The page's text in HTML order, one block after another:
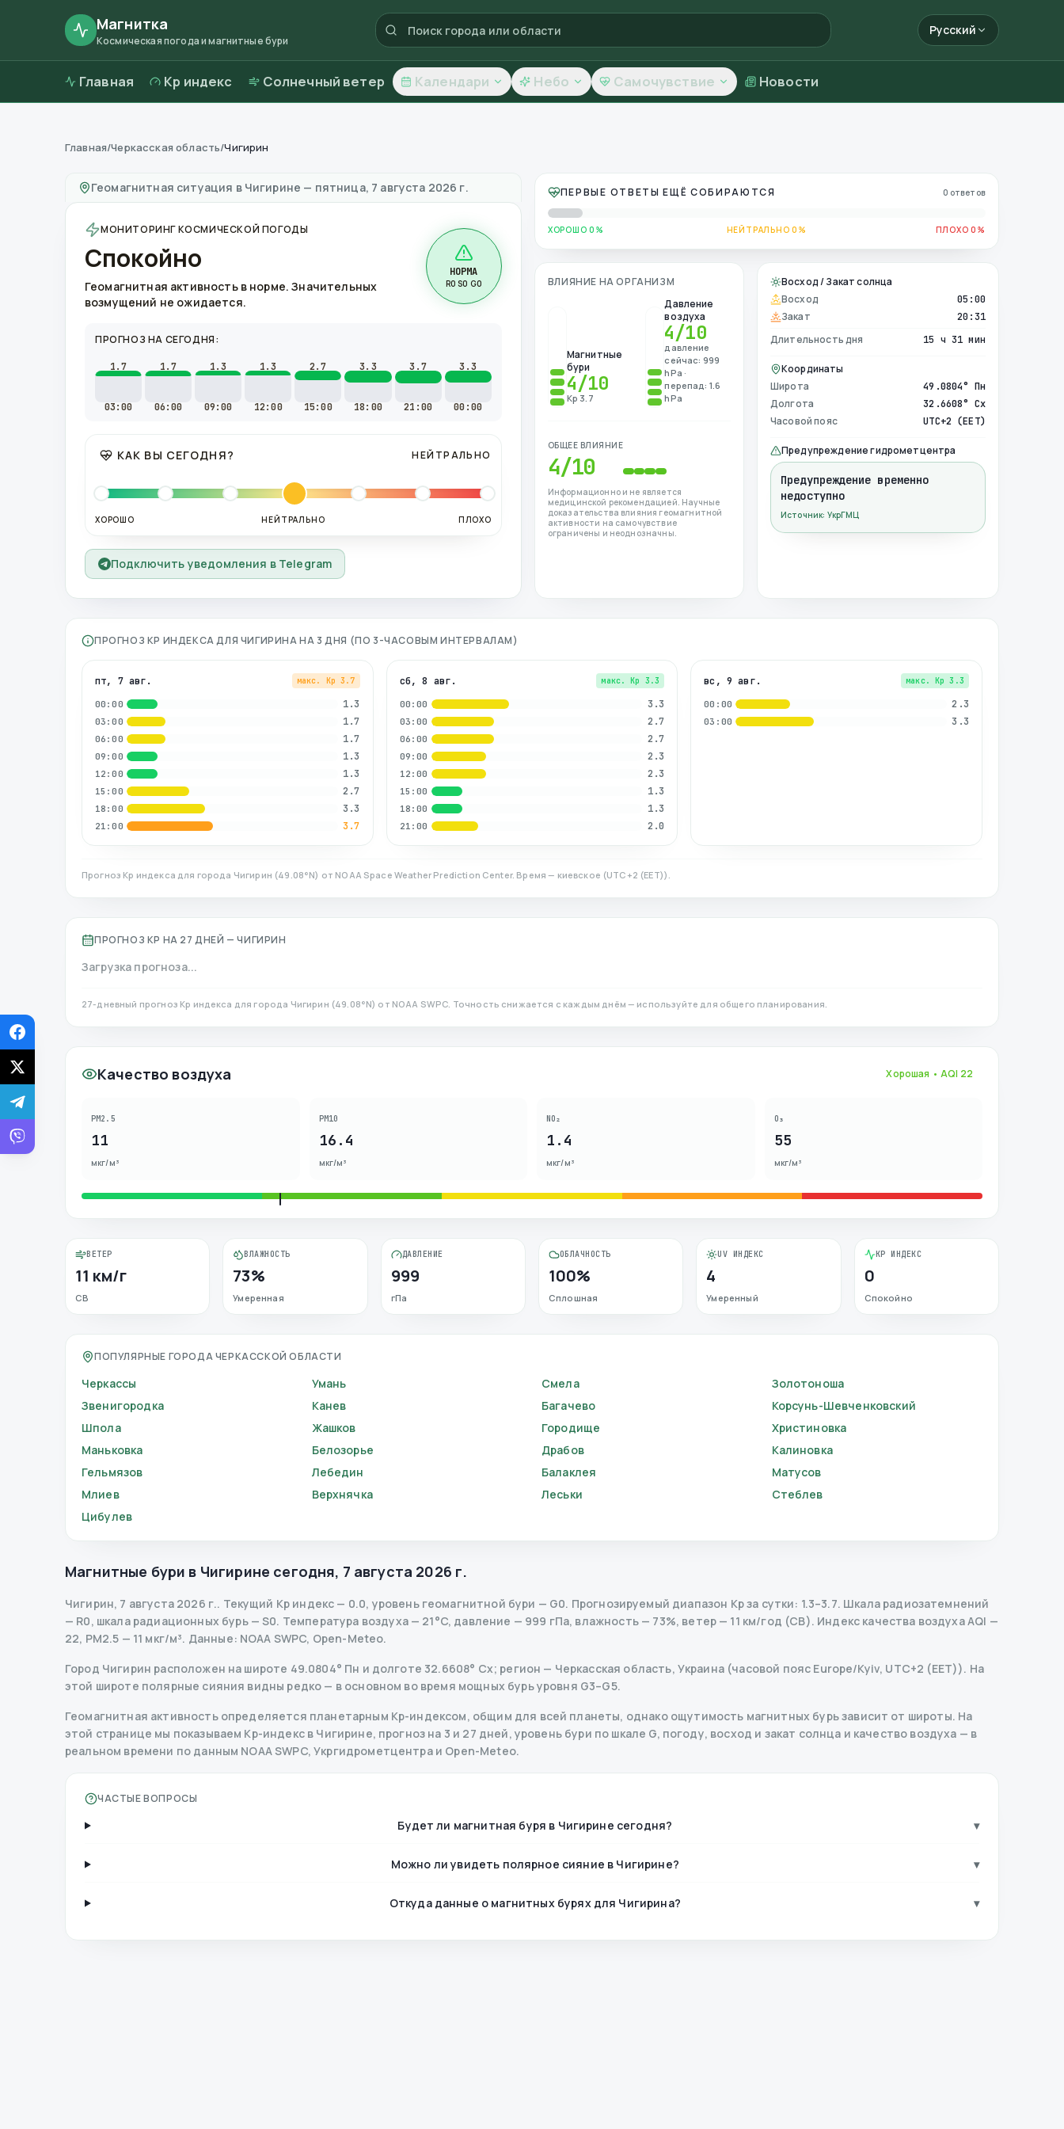
Магнитка
Космическая погода и магнитные бури
Русский
Главная Kp индекс Солнечный ветер Календари Небо Самочувствие Новости
Магнитные бури вЧигирине—погода и качество воздуха
Главная/Черкасская область/Чигирин
Геомагнитная ситуация в Чигирине — пятница, 7 августа 2026 г.
МОНИТОРИНГ КОСМИЧЕСКОЙ ПОГОДЫ
Спокойно
Геомагнитная активность в норме. Значительных
возмущений не ожидается.
НОРМА
R0 S0 G0
ПРОГНОЗ НА СЕГОДНЯ:
1.7
03:00
1.7
06:00
1.3
09:00
1.3
12:00
2.7
15:00
3.3
18:00
3.7
21:00
3.3
00:00
КАК ВЫ СЕГОДНЯ? НЕЙТРАЛЬНО
ХОРОШО НЕЙТРАЛЬНО ПЛОХО
Подключить уведомления в Telegram
ПЕРВЫЕ ОТВЕТЫ ЕЩЁ СОБИРАЮТСЯ 0 ответов
ХОРОШО 0% НЕЙТРАЛЬНО 0% ПЛОХО 0%
ВЛИЯНИЕ НА ОРГАНИЗМ
Магнитные
бури
4/10
Kp 3.7
Давление
воздуха
4/10
давление
сейчас: 999
hPa ·
перепад: 1.6
hPa
ОБЩЕЕ ВЛИЯНИЕ
4/10
Информационно и не является
медицинской рекомендацией. Научные
доказательства влияния геомагнитной
активности на самочувствие
ограничены и неоднозначны.
Восход / Закат солнца
Восход
05:00
Закат 20:31
Длительность дня 15 ч 31 мин
Координаты
Широта
49.0804° Пн
Долгота 32.6608° Сх
Часовой пояс UTC+2 (EET)
Предупреждение гидрометцентра
Предупреждение временно
недоступно
Источник: УкрГМЦ
ПРОГНОЗ KP ИНДЕКСА ДЛЯ ЧИГИРИНАНА 3 ДНЯ (ПО 3-ЧАСОВЫМ ИНТЕРВАЛАМ)
пт, 7 авг. макс. Kp 3.7
00:00 1.3
03:00 1.7
06:00 1.7
09:00 1.3
12:00 1.3
15:00 2.7
18:00 3.3
21:00 3.7
сб, 8 авг. макс. Kp 3.3
00:00 3.3
03:00 2.7
06:00 2.7
09:00 2.3
12:00 2.3
15:00 1.3
18:00 1.3
21:00 2.0
вс, 9 авг. макс. Kp 3.3
00:00 2.3
03:00 3.3
Прогноз Kp индекса для города Чигирин (49.08°N) от NOAA Space Weather Prediction Center. Время — киевское (UTC+2 (EET)).
ПРОГНОЗ KP НА 27 ДНЕЙ — ЧИГИРИН
Загрузка прогноза...
27-дневный прогноз Kp индекса для города Чигирин (49.08°N) от NOAA SWPC. Точность снижается с каждым днём — используйте для общего планирования.
Качество воздуха Хорошая • AQI 22
PM2.5
11
мкг/м³
PM10
16.4
мкг/м³
NO₂
1.4
мкг/м³
O₃
55
мкг/м³
ВЕТЕР
11 км/г
СВ
ВЛАЖНОСТЬ
73%
Умеренная
ДАВЛЕНИЕ
999
гПа
ОБЛАЧНОСТЬ
100%
Сплошная
UV ИНДЕКС
4
Умеренный
KP ИНДЕКС
0
Спокойно
ПОПУЛЯРНЫЕ ГОРОДА ЧЕРКАССКОЙ ОБЛАСТИ
Черкассы Умань Смела
Золотоноша
Звенигородка
Канев Багачево
Корсунь-Шевченковский
Шпола
Жашков Городище
Христиновка
Маньковка
Белозорье Драбов
Калиновка
Гельмязов
Лебедин Балаклея
Матусов
Млиев
Верхнячка Леськи
Стеблев
Цибулев
Магнитные бури в Чигирине сегодня, 7 августа 2026 г.
Чигирин, 7 августа 2026 г.. Текущий Kp индекс — 0.0, уровень геомагнитной бури — G0. Прогнозируемый диапазон Kp за сутки: 1.3–3.7. Шкала радиозатемнений
— R0, шкала радиационных бурь— S0. Температура воздуха — 21°C, давление — 999 гПа, влажность — 73%, ветер — 11 км/год (СВ). Индекс качества воздуха AQI —
22, PM2.5 — 11 мкг/м³. Данные: NOAA SWPC, Open-Meteo.
Город Чигирин расположен на широте 49.0804° Пн и долготе 32.6608° Сх; регион — Черкасская область, Украина (часовой пояс Europe/Kyiv, UTC+2 (EET)). На
этой широте полярные сияния видны редко — в основном во время мощных бурь уровня G3–G5.
Геомагнитная активность определяется планетарным Kp-индексом, общим для всей планеты, однако ощутимость магнитных бурь зависит от широты. На
этой странице мы показываем Kp-индекс в Чигирине, прогноз на 3 и 27 дней, уровень бури по шкале G, погоду, восход и закат солнца и качество воздуха — в
реальном времени по данным NOAA SWPC, Укргидрометцентра и Open-Meteo.
ЧАСТЫЕ ВОПРОСЫ
Будет ли магнитная буря в Чигирине сегодня? ▾
Можно ли увидеть полярное сияние в Чигирине? ▾
Откуда данные о магнитных бурях для Чигирина? ▾